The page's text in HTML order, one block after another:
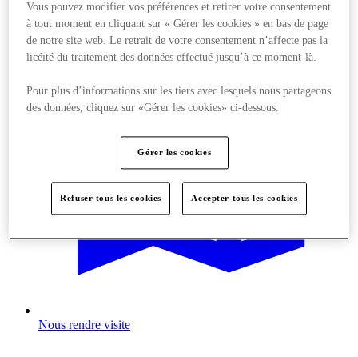
Nous rendre visite
Vous pouvez modifier vos préférences et retirer votre consentement
à tout moment en cliquant sur « Gérer les cookies » en bas de page
de notre site web. Le retrait de votre consentement n’affecte pas la
licéité du traitement des données effectué jusqu’à ce moment-là.
Pour plus d’informations sur les tiers avec lesquels nous partageons
des données, cliquez sur «Gérer les cookies» ci-dessous.
Gérer les cookies
Refuser tous les cookies Accepter tous les cookies